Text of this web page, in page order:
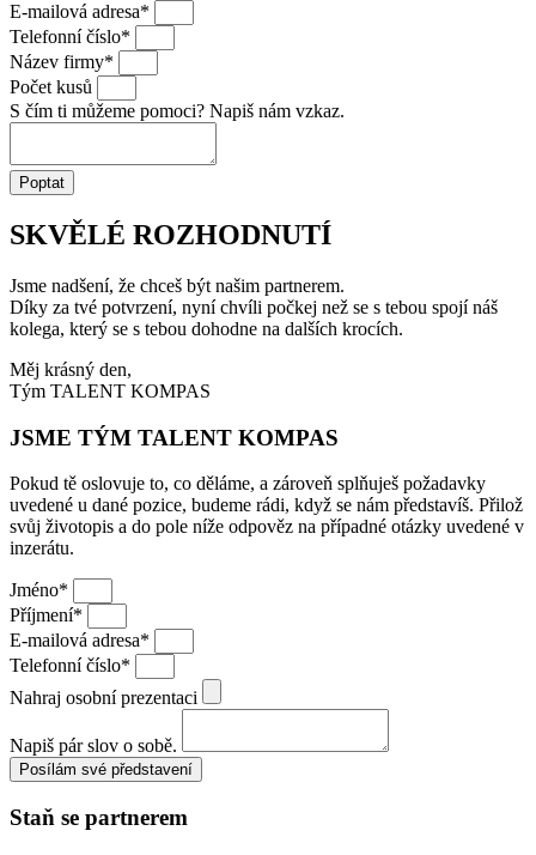
E-mailová adresa*
Telefonní číslo*
Název firmy*
Počet kusů
S čím ti můžeme pomoci? Napiš nám vzkaz.
Poptat
SKVĚLÉ ROZHODNUTÍ
Jsme nadšení, že chceš být našim partnerem.
Díky za tvé potvrzení, nyní chvíli počkej než se s tebou spojí náš
kolega, který se s tebou dohodne na dalších krocích.
Měj krásný den,
Tým TALENT KOMPAS
JSME TÝM TALENT KOMPAS
Pokud tě oslovuje to, co děláme, a zároveň splňuješ požadavky
uvedené u dané pozice, budeme rádi, když se nám představíš. Přilož
svůj životopis a do pole níže odpověz na případné otázky uvedené v
inzerátu.
Jméno*
Příjmení*
E-mailová adresa*
Telefonní číslo*
Nahraj osobní prezentaci
Napiš pár slov o sobě.
Posílám své představení
Staň se partnerem